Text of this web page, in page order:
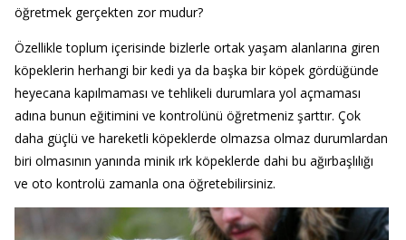
öğretmek gerçekten zor mudur?
Özellikle toplum içerisinde bizlerle ortak yaşam alanlarına giren
köpeklerin herhangi bir kedi ya da başka bir köpek gördüğünde
heyecana kapılmaması ve tehlikeli durumlara yol açmaması
adına bunun eğitimini ve kontrolünü öğretmeniz şarttır. Çok
daha güçlü ve hareketli köpeklerde olmazsa olmaz durumlardan
biri olmasının yanında minik ırk köpeklerde dahi bu ağırbaşlılığı
ve oto kontrolü zamanla ona öğretebilirsiniz.